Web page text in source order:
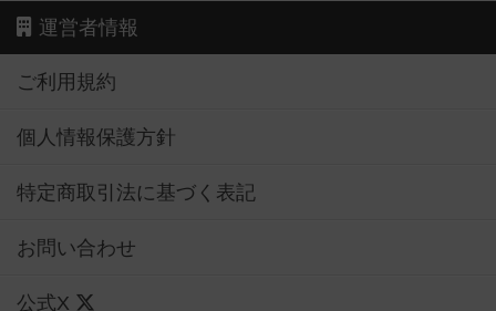
運営者情報
ご利用規約
個人情報保護方針
特定商取引法に基づく表記
お問い合わせ
公式X